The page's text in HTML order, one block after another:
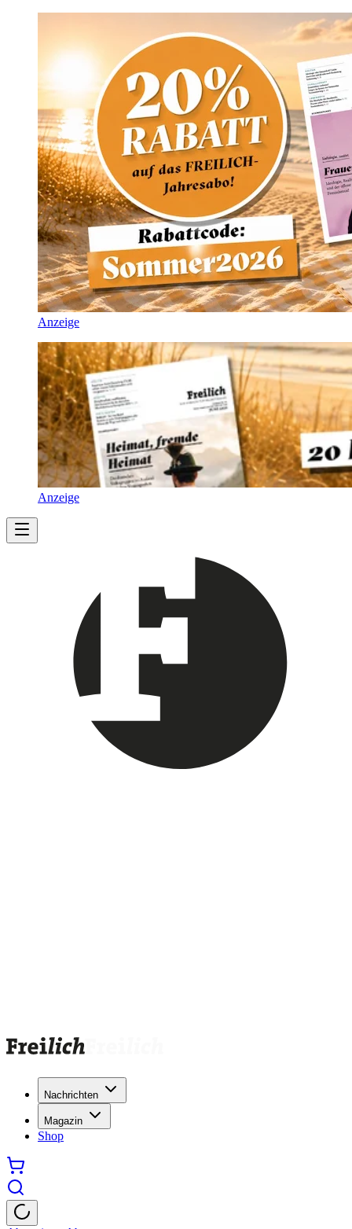
Anzeige
Anzeige
Nachrichten
Magazin
Shop